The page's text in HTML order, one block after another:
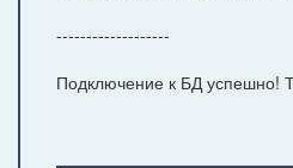
-------------------
Подключение к БД успешно!